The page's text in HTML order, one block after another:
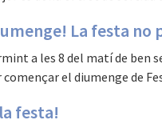
La festa no
a les 8 del matí de ben
el diumenge de
festa!